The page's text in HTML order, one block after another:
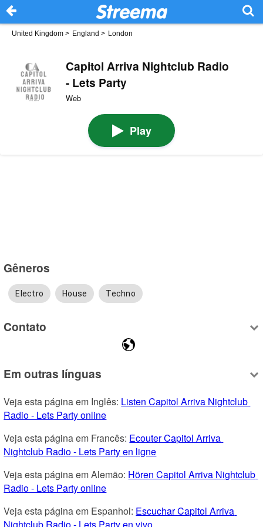
United Kingdom > England > London
Capitol Arriva Nightclub Radio
- Lets Party
Web
Play
Gêneros
Electro House Techno
Contato
Em outras línguas
Veja esta página em Inglês: Listen Capitol Arriva Nightclub
Radio - Lets Party online
Veja esta página em Francês: Ecouter Capitol Arriva
Nightclub Radio - Lets Party en ligne
Veja esta página em Alemão: Hören Capitol Arriva Nightclub
Radio - Lets Party online
Veja esta página em Espanhol: Escuchar Capitol Arriva
Nightclub Radio - Lets Party en vivo